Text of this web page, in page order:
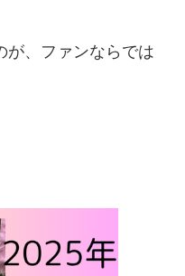
が、ファンならでは